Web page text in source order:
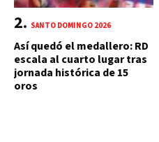
SANTO DOMINGO 2026
Así quedó el medallero: RD
escala al cuarto lugar tras
jornada histórica de 15
oros